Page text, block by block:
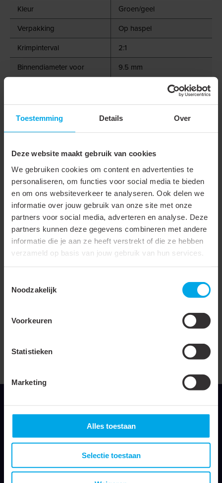
Toestemming Details Over
Deze website maakt gebruik van cookies
We gebruiken cookies om content en advertenties te
personaliseren, om functies voor social media te bieden
en om ons websiteverkeer te analyseren. Ook delen we
informatie over jouw gebruik van onze site met onze
partners voor social media, adverteren en analyse. Deze
partners kunnen deze gegevens combineren met andere
informatie die je aan ze heeft verstrekt of die ze hebben
verzameld op basis van jouw gebruik van hun services.
Noodzakelijk
Voorkeuren
Statistieken
Marketing
Alles toestaan
Selectie toestaan
Kleur
Groen/geel
Verpakking
Op haspel
Krimpinterval
2:1
Binnendiameter voor
inkrimping
9.5 mm
inkrimping
Lengte
100 m
Nom. diameter in inch
3/8"
Wanddikte na krimpen
0.65 mm
Bedrijfstemperatuur
-55 - 135 °C
Krimptemperatuur
100 °C
Materiaal
Polyolefine (XLPO)
Halogeenvrij
Met inwendige kleefstof
Bedrukbaar
Doorslagspanning
Klemko Techniek B.V.
3763 LB Soest